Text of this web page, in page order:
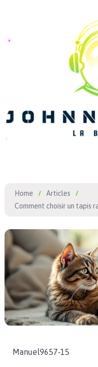
Home
Articles
Comment choisir un tapis
Manuel9657-15